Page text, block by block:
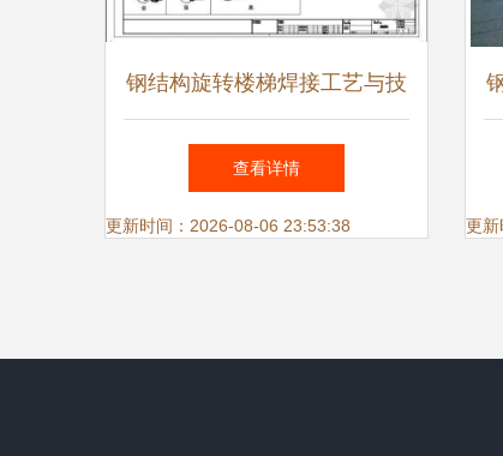
钢结构旋转楼梯焊接工艺与技
术规范详解
查看详情
更新时间：2026-08-06 23:53:38 更